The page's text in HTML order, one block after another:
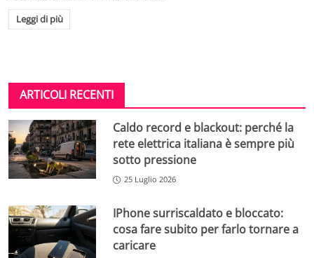
Leggi di più
ARTICOLI RECENTI
Caldo record e blackout: perché la
rete elettrica italiana è sempre più
sotto pressione
25 Luglio 2026
IPhone surriscaldato e bloccato:
cosa fare subito per farlo tornare a
caricare